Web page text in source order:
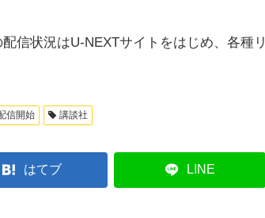
信状況はU-NEXTサイトをはじめ、各種リ
信開始 講談社
はてブ LINE